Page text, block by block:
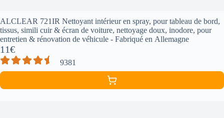
ALCLEAR 721IR Nettoyant intérieur en spray, pour tableau de bord,
tissus, simili cuir & écran de voiture, nettoyage doux, inodore, pour
entretien & rénovation de véhicule - Fabriqué en Allemagne
11€
9381